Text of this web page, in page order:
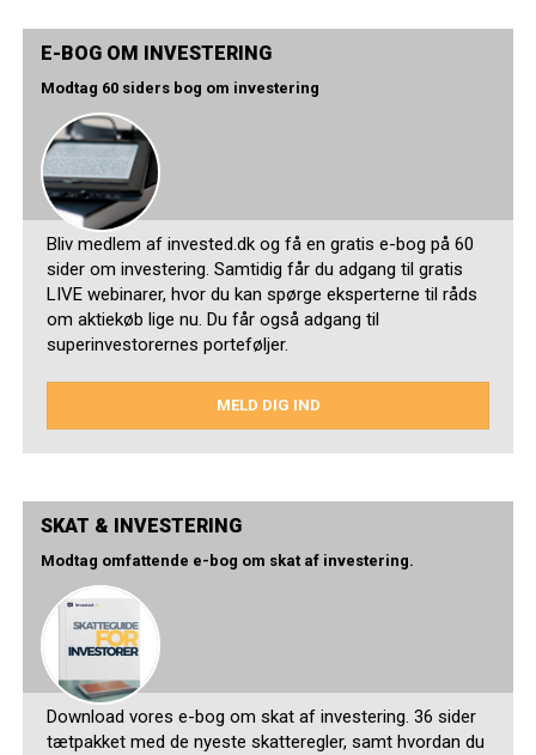
E-BOG OM INVESTERING
Modtag 60 siders bog om investering
Bliv medlem af invested.dk og få en gratis e-bog på 60
sider om investering. Samtidig får du adgang til gratis
LIVE webinarer, hvor du kan spørge eksperterne til råds
om aktiekøb lige nu. Du får også adgang til
superinvestorernes porteføljer.
MELD DIG IND
SKAT & INVESTERING
Modtag omfattende e-bog om skat af investering.
Download vores e-bog om skat af investering. 36 sider
tætpakket med de nyeste skatteregler, samt hvordan du